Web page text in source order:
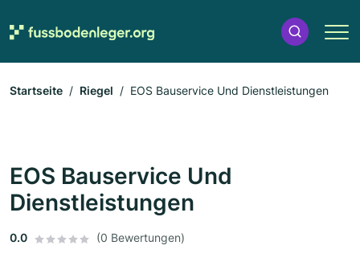
Startseite Riegel EOS Bauservice Und Dienstleistungen
EOS Bauservice Und
Dienstleistungen
0.0 (0 Bewertungen)